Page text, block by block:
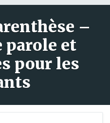
–
parole et
pour les